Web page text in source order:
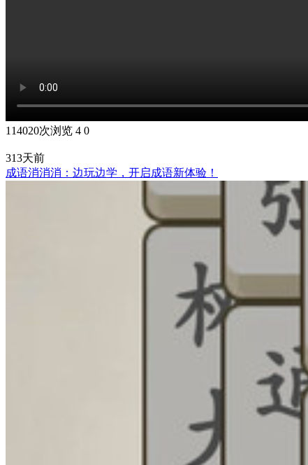
114020次浏览 4 0
313天前
成语消消消：边玩边学，开启成语新体验！